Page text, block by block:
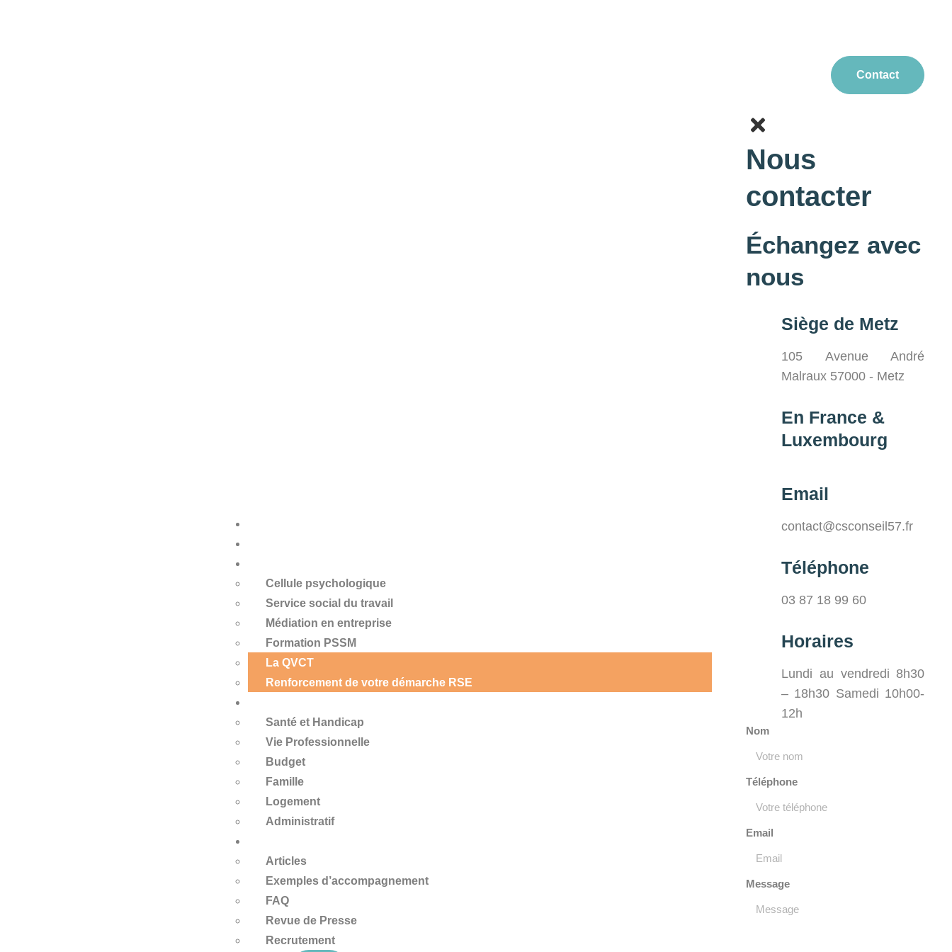
Cellule psychologique
Service social du travail
Médiation en entreprise
Formation PSSM
La QVCT
Renforcement de votre démarche RSE
Santé et Handicap
Vie Professionnelle
Budget
Famille
Logement
Administratif
Articles
Exemples d’accompagnement
FAQ
Revue de Presse
Recrutement
Contact
Nous
contacter
Échangez avec
nous
Siège de Metz
105 Avenue André
Malraux 57000 - Metz
En France &
Luxembourg
Email
contact@csconseil57.fr
Téléphone
03 87 18 99 60
Horaires
Lundi au vendredi 8h30
– 18h30 Samedi 10h00-
12h
Nom
Téléphone
Email
Message